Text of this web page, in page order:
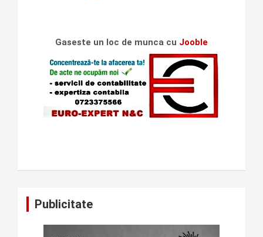
Gaseste un loc de munca cu Jooble
Publicitate